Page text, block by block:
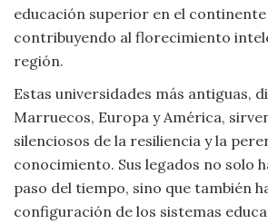
educación superior en el
contribuyendo al florecimiento
región.
Estas universidades más antiguas,
Marruecos, Europa y América,
silenciosos de la resiliencia y la
conocimiento. Sus legados no solo
paso del tiempo, sino que también
configuración de los sistemas